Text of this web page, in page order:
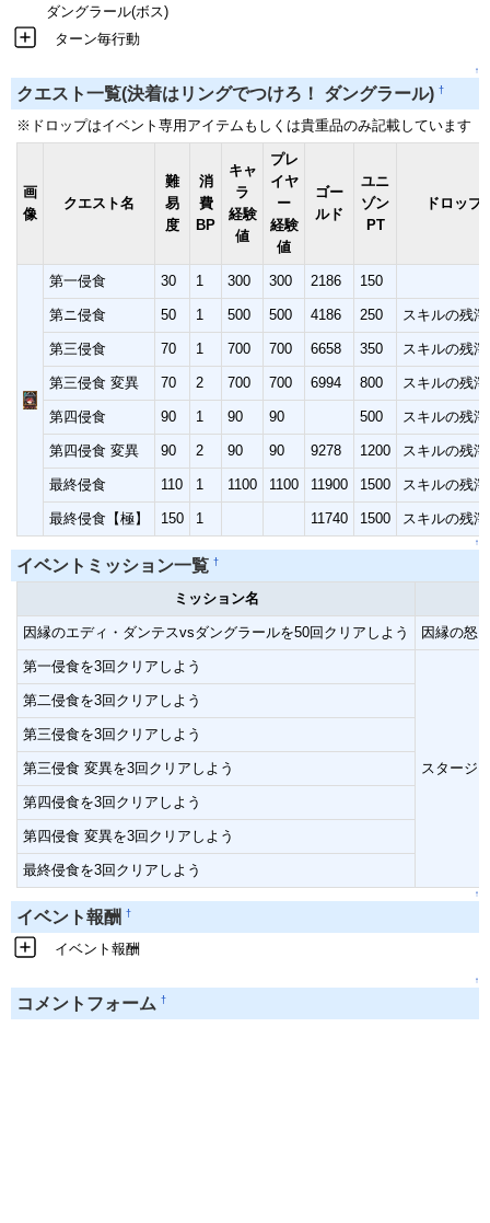
ダングラール(ボス)
ターン毎行動
↑
クエスト一覧(決着はリングでつけろ！ ダングラール) †
※ドロップはイベント専用アイテムもしくは貴重品のみ記載しています
画
像
クエスト名
難
易
度
消
費
BP
キャ
ラ
経験
値
プレ
イヤ
ー
経験
値
ゴー
ルド
ユニ
ゾン
PT
ドロップ
第一侵食 30 1 300 300 2186 150
第ニ侵食 50 1 500 500 4186 250 スキルの残
第三侵食 70 1 700 700 6658 350 スキルの残
第三侵食 変異 70 2 700 700 6994 800 スキルの残
第四侵食 90 1 90 90 500 スキルの残
第四侵食 変異 90 2 90 90 9278 1200 スキルの残
最終侵食 110 1 1100 1100 11900 1500 スキルの残
最終侵食【極】 150 1 11740 1500 スキルの残
↑
イベントミッション一覧 †
ミッション名
因縁のエディ・ダンテスvsダングラールを50回クリアしよう 因縁の怒
第一侵食を3回クリアしよう
スタージ
第二侵食を3回クリアしよう
第三侵食を3回クリアしよう
第三侵食 変異を3回クリアしよう
第四侵食を3回クリアしよう
第四侵食 変異を3回クリアしよう
最終侵食を3回クリアしよう
↑
イベント報酬 †
イベント報酬
↑
コメントフォーム †